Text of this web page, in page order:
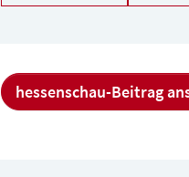
hessenschau-Beitrag